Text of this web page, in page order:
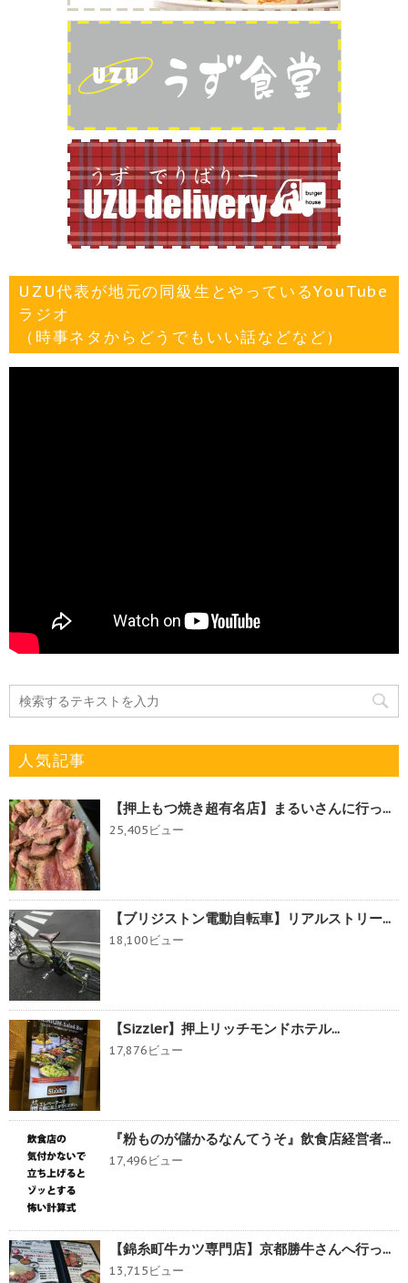
UZU代表が地元の同級生とやっているYouTube
ラジオ
（時事ネタからどうでもいい話などなど）
人気記事
【押上もつ焼き超有名店】まるいさんに行っ...
25,405ビュー
【ブリジストン電動自転車】リアルストリー...
18,100ビュー
【Sizzler】押上リッチモンドホテル...
17,876ビュー
『粉ものが儲かるなんてうそ』飲食店経営者...
17,496ビュー
【錦糸町牛カツ専門店】京都勝牛さんへ行っ...
13,715ビュー